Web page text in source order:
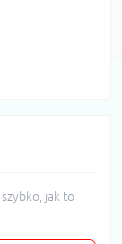
jak to